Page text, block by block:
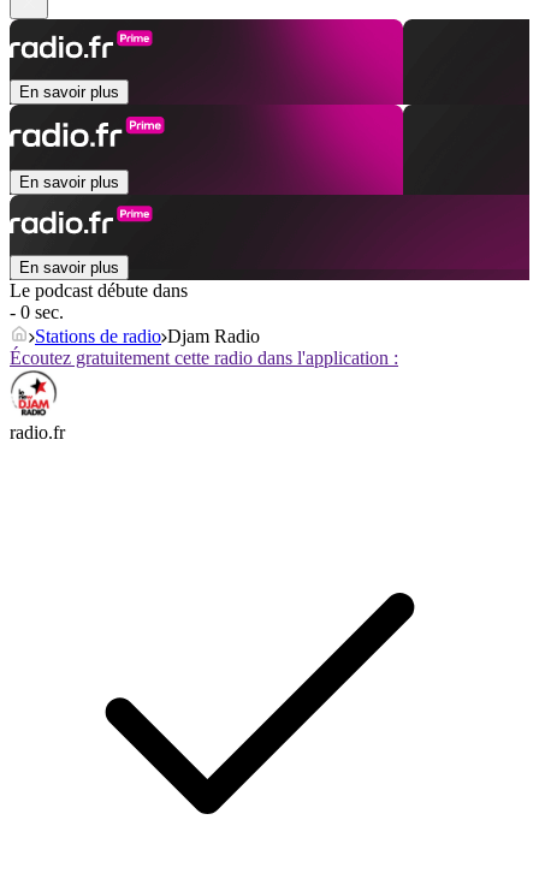
En savoir plus
En savoir plus
En savoir plus
Le podcast débute dans
- 0 sec.
Stations de radio Djam Radio
Écoutez gratuitement cette radio dans l'application :
radio.fr